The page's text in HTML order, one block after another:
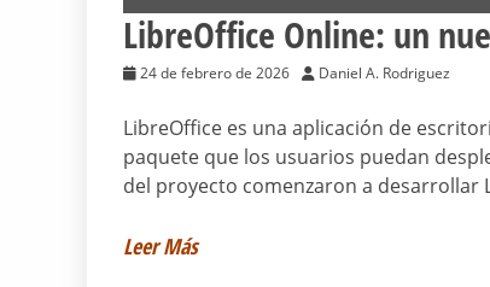
LibreOffice Online: un
24 de febrero de 2026 Daniel A. Rodriguez
LibreOffice es una aplicación de
paquete que los usuarios puedan
del proyecto comenzaron a desarrollar
Leer Más